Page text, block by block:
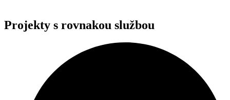
Projekty s rovnakou službou